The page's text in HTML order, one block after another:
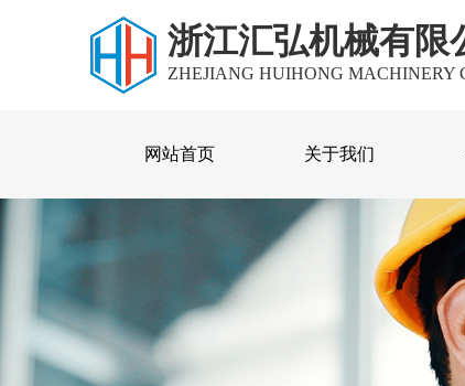
浙江汇弘机械有限
ZHEJIANG HUIHONG MACHINERY
网站首页 关于我们